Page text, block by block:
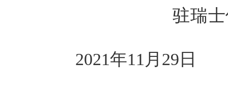
驻瑞
2021年11月29日